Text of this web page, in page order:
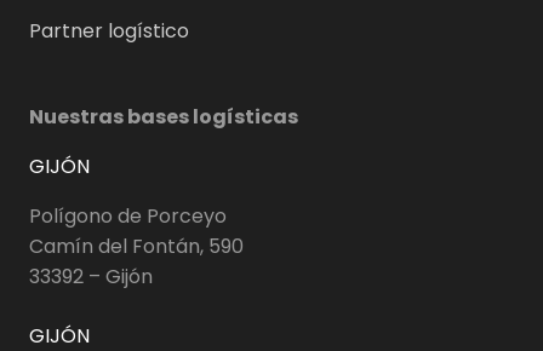
Partner logístico
Nuestras bases logísticas
GIJÓN
Polígono de Porceyo
Camín del Fontán, 590
33392 – Gijón
GIJÓN